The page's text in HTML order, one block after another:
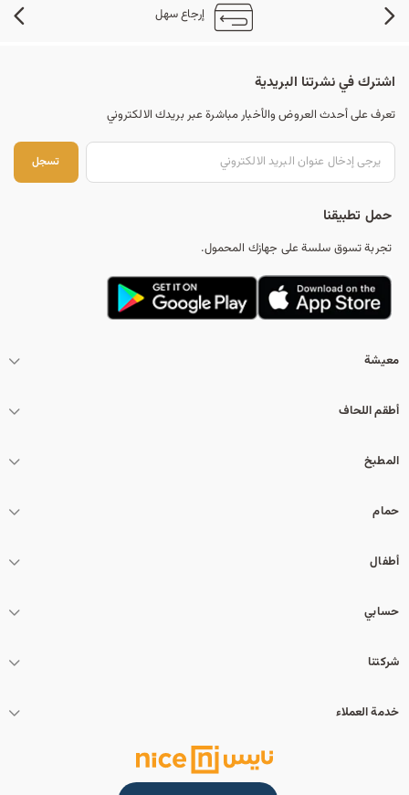
إرجاع سهل
اشترك في نشرتنا البريدية
تعرف على أحدث العروض والأخبار مباشرة عبر بريدك الالكتروني
تسجل
حمل تطبيقنا
تجربة تسوق سلسة على جهازك المحمول.
معيشة
أطقم اللحاف
المطبخ
حمام
أطفال
حسابي
شركتنا
خدمة العملاء